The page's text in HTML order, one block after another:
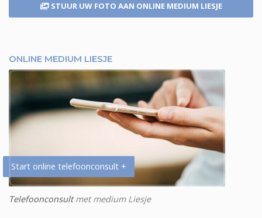
STUUR UW FOTO AAN ONLINE MEDIUM LIESJE
ONLINE MEDIUM LIESJE
Start online telefoonconsult +
Telefoonconsultmet medium Liesje